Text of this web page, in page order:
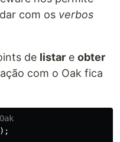
com os verbos
de listar e obter
com o Oak fica